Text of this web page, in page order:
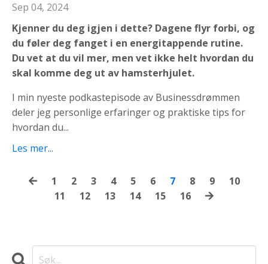
Sep 04, 2024
Kjenner du deg igjen i dette? Dagene flyr forbi, og
du føler deg fanget i en energitappende rutine.
Du vet at du vil mer, men vet ikke helt hvordan du
skal komme deg ut av hamsterhjulet.
I min nyeste podkastepisode av Businessdrømmen
deler jeg personlige erfaringer og praktiske tips for
hvordan du...
Les mer...
1 2 3 4 5 6 7 8 9
10
11
12 13 14 15 16